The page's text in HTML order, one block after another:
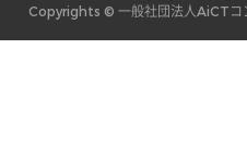
Copyrights © 一般社団法人AiCTコ